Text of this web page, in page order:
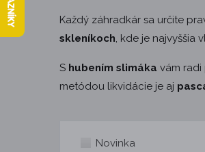
Každý záhradkár sa určite
skleníkoch, kde je najvyššia
S hubením slimáka vám radi
metódou likvidácie je aj
Novinka